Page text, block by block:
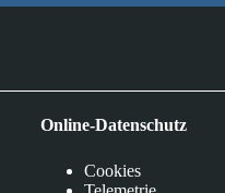
Online-Datenschutz
Cookies